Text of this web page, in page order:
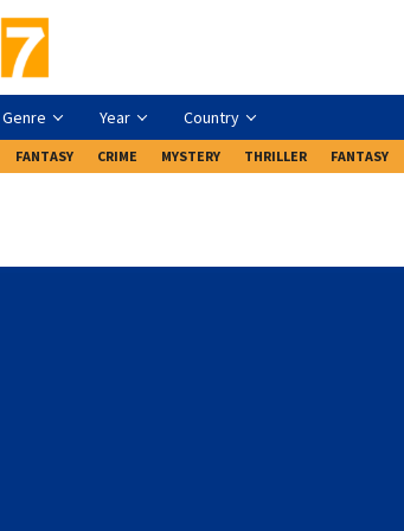
Genre Year Country
FANTASY CRIME MYSTERY THRILLER FANTASY